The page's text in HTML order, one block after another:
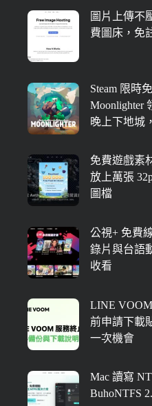
圖片上傳不
費圖床，免
Steam 限時
Moonlighter
晚上下地城
免費遊戲素
放上萬張
圖檔
公視+ 免費
錄片與台語
收看
LINE
前申請下載
一次機會
Mac 讀寫
BuhoNTFS